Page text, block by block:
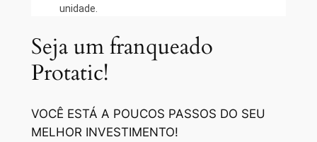
unidade.
Seja um franqueado
Protatic!
VOCÊ ESTÁ A POUCOS PASSOS DO SEU
MELHOR INVESTIMENTO!